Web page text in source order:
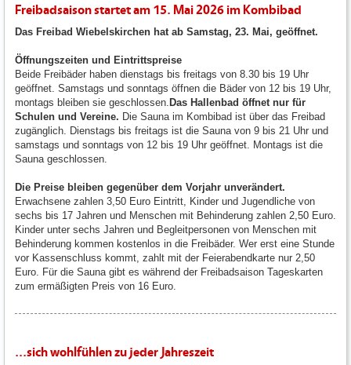
Freibadsaison startet am 15. Mai 2026 im Kombibad
Das Freibad Wiebelskirchen hat ab Samstag, 23. Mai, geöffnet.
Öffnungszeiten und Eintrittspreise
Beide Freibäder haben dienstags bis freitags von 8.30 bis 19 Uhr
geöffnet. Samstags und sonntags öffnen die Bäder von 12 bis 19 Uhr,
montags bleiben sie geschlossen. Das Hallenbad öffnet nur für
Schulen und Vereine. Die Sauna im Kombibad ist über das Freibad
zugänglich. Dienstags bis freitags ist die Sauna von 9 bis 21 Uhr und
samstags und sonntags von 12 bis 19 Uhr geöffnet. Montags ist die
Sauna geschlossen.
Die Preise bleiben gegenüber dem Vorjahr unverändert.
Erwachsene zahlen 3,50 Euro Eintritt, Kinder und Jugendliche von
sechs bis 17 Jahren und Menschen mit Behinderung zahlen 2,50 Euro.
Kinder unter sechs Jahren und Begleitpersonen von Menschen mit
Behinderung kommen kostenlos in die Freibäder. Wer erst eine Stunde
vor Kassenschluss kommt, zahlt mit der Feierabendkarte nur 2,50
Euro. Für die Sauna gibt es während der Freibadsaison Tageskarten
zum ermäßigten Preis von 16 Euro.
...sich wohlfühlen zu jeder Jahreszeit